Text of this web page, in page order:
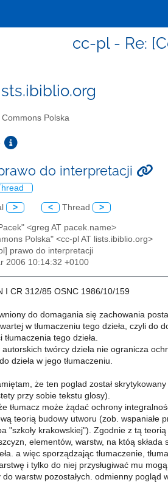
cc-pl - Re:
Polska
do interpretacji
> < Thread >
<greg AT pacek.name>
Polska" <cc-pl AT lists.ibiblio.org>
prawo do interpretacji
2006 10:14:32 +0100
I CR 312/85 OSNC 1986/10/159
do domagania się zachowania
w tłumaczeniu tego dzieła, czyli do
tego dzieła.
twórcy dzieła nie ogranicza
dzieła w jego tłumaczeniu.
że ten poglad został
przy sobie tekstu glosy).
tłumacz może żądać ochrony
teorią budowy utworu (zob. wspaniałe
"szkoły krakowskiej"). Zgodnie z tą teorią
elementów, warstw, na któą składa
a więc sporządzając tłumaczenie,
i tylko do niej przysługiwać mu
warstw pozostałych. odmienny pogląd